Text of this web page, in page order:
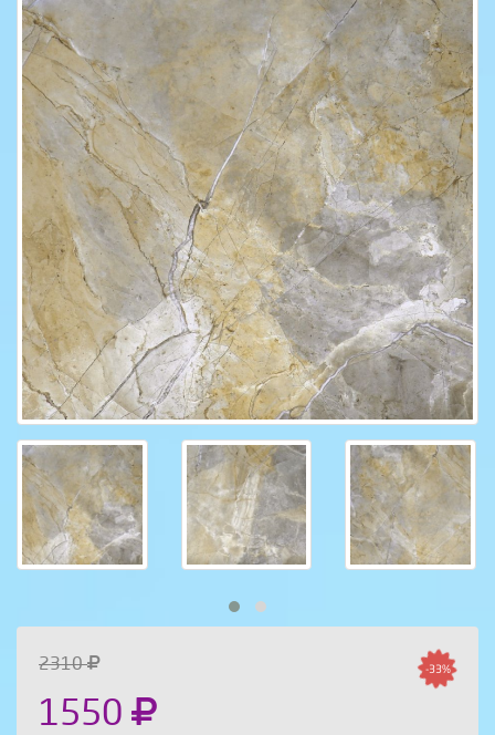
2310
1550
-33%